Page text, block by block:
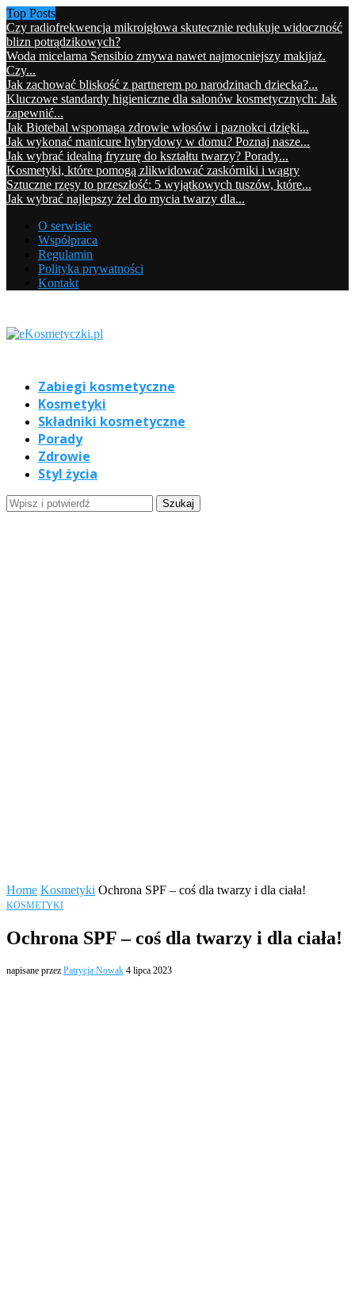
Top Posts
Czy radiofrekwencja mikroigłowa skutecznie redukuje widoczność
blizn potrądzikowych?
Woda micelarna Sensibio zmywa nawet najmocniejszy makijaż.
Czy...
Jak zachować bliskość z partnerem po narodzinach dziecka?...
Kluczowe standardy higieniczne dla salonów kosmetycznych: Jak
zapewnić...
Jak Biotebal wspomaga zdrowie włosów i paznokci dzięki...
Jak wykonać manicure hybrydowy w domu? Poznaj nasze...
Jak wybrać idealną fryzurę do kształtu twarzy? Porady...
Kosmetyki, które pomogą zlikwidować zaskórniki i wągry
Sztuczne rzęsy to przeszłość: 5 wyjątkowych tuszów, które...
Jak wybrać najlepszy żel do mycia twarzy dla...
O serwisie
Współpraca
Regulamin
Polityka prywatności
Kontakt
Zabiegi kosmetyczne
Kosmetyki
Składniki kosmetyczne
Porady
Zdrowie
Styl życia
Home Kosmetyki Ochrona SPF – coś dla twarzy i dla ciała!
KOSMETYKI
Ochrona SPF – coś dla twarzy i dla ciała!
napisane przez Patrycja Nowak 4 lipca 2023